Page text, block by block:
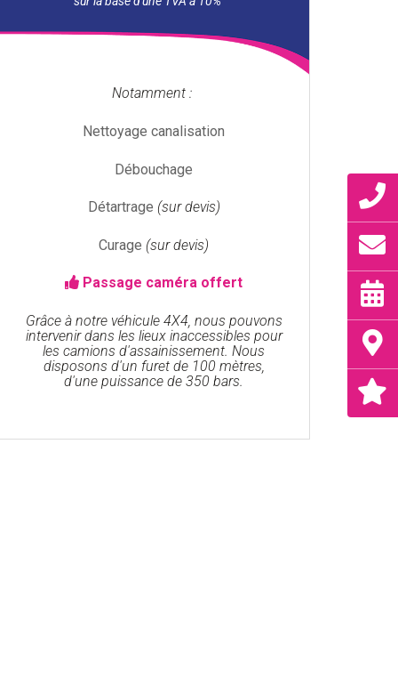
Notamment :
Nettoyage canalisation
Débouchage
Détartrage (sur devis)
Curage (sur devis)
Passage caméra offert
Grâce à notre véhicule 4X4, nous pouvons
intervenir dans les lieux inaccessibles pour
les camions d'assainissement. Nous
disposons d'un furet de 100 mètres,
d'une puissance de 350 bars.